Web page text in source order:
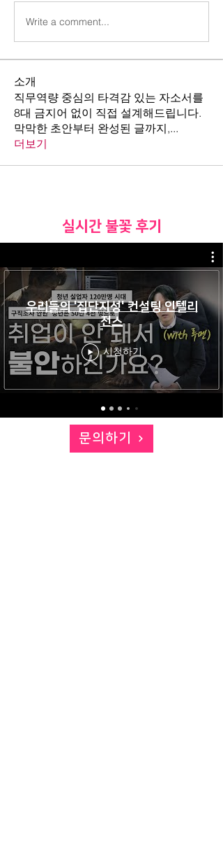
Write a comment...
소개
직무역량 중심의 타격감 있는 자소서를
8대 금지어 없이 직접 설계해드립니다.
막막한 초안부터 완성된 글까지,...
더보기
​실시간 불꽃 후기
우리들의 '집단지성' 컨설팅 인텔리
전스
시청하기
문의하기